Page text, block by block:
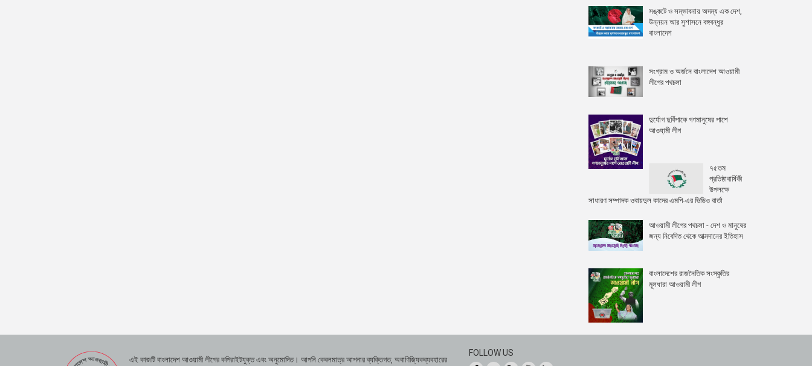
সঙ্কটে ও সম্ভাবনায় অদম্য এক দেশ,
উন্নয়ন আর সুশাসনে বঙ্গবন্ধুর
বাংলাদেশ
সংগ্রাম ও অর্জনে বাংলাদেশ আওয়ামী
লীগের পথচলা
দুর্যোগ দুর্বিপাকে গণমানুষের পাশে
আওযা়মী লীগ
৭৫তম
প্রতিষ্ঠাবার্ষিকী
উপলক্ষে
সাধারণ সম্পাদক ওবায়দুল কাদের এমপি-এর ভিডিও বার্তা
আওয়ামী লীগের পথচলা - দেশ ও মানুষের
জন্য নিবেদিত থেকে আত্মদানের ইতিহাস
বাংলাদেশের রাজনৈতিক সংস্কৃতির
মূলধারা আওয়ামী লীগ
এই কাজটি বাংলাদেশ আওয়ামী লীগের কপিরাইটযুক্ত এবং অনুমোদিত। আপনি কেবলমাত্র আপনার ব্যক্তিগত, অবাণিজ্যিকব্যবহারের
FOLLOW US